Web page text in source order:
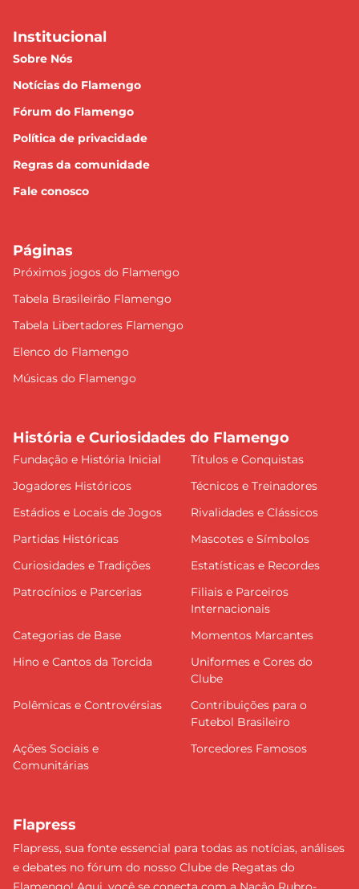
Institucional
Sobre Nós
Notícias do Flamengo
Fórum do Flamengo
Política de privacidade
Regras da comunidade
Fale conosco
Páginas
Próximos jogos do Flamengo
Tabela Brasileirão Flamengo
Tabela Libertadores Flamengo
Elenco do Flamengo
Músicas do Flamengo
História e Curiosidades do Flamengo
Fundação e História Inicial
Títulos e Conquistas
Jogadores Históricos
Técnicos e Treinadores
Estádios e Locais de Jogos
Rivalidades e Clássicos
Partidas Históricas
Mascotes e Símbolos
Curiosidades e Tradições
Estatísticas e Recordes
Patrocínios e Parcerias
Filiais e Parceiros
Internacionais
Categorias de Base
Momentos Marcantes
Hino e Cantos da Torcida
Uniformes e Cores do
Clube
Polêmicas e Controvérsias
Contribuições para o
Futebol Brasileiro
Ações Sociais e
Comunitárias
Torcedores Famosos
Flapress
Flapress, sua fonte essencial para todas as notícias, análises
e debates no fórum do nosso Clube de Regatas do